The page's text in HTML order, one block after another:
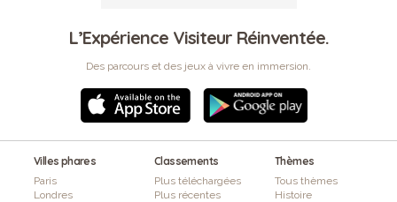
L’Expérience Visiteur Réinventée.
Des parcours et des jeux à vivre en immersion.
Villes phares
Paris
Londres
Classements
Plus téléchargées
Plus récentes
Thèmes
Tous thèmes
Histoire